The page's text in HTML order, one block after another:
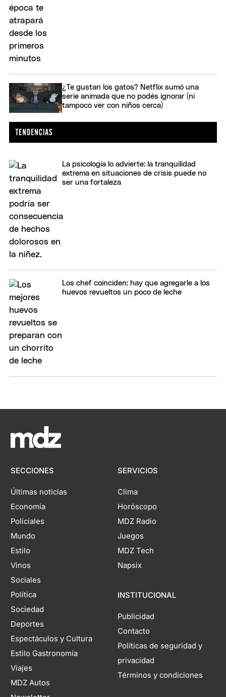
¿Te gustan los gatos? Netflix sumó una
serie animada que no podés ignorar (ni
tampoco ver con niños cerca)
La psicología lo advierte: la tranquilidad
extrema en situaciones de crisis puede no
ser una fortaleza
Los chef coinciden: hay que agregarle a los
huevos revueltos un poco de leche
SECCIONES
Últimas noticias
Economía
Policiales
Mundo
Estilo
Vinos
Sociales
Política
Sociedad
Deportes
Espectáculos y Cultura
Estilo Gastronomía
Viajes
MDZ Autos
SERVICIOS
Clima
Horóscopo
MDZ Radio
Juegos
MDZ Tech
Napsix
INSTITUCIONAL
Publicidad
Contacto
Políticas de seguridad y
privacidad
Términos y condiciones